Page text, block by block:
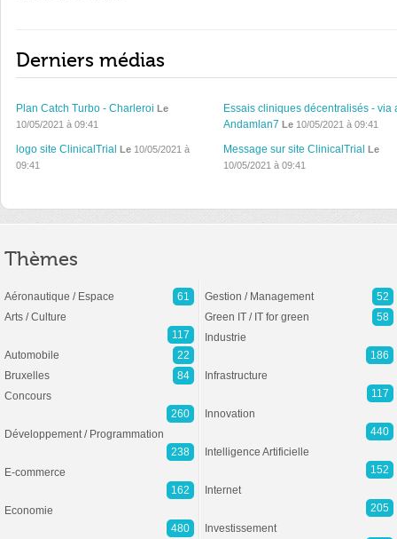
Derniers médias
Plan Catch Turbo - Charleroi Le
10/05/2021 à 09:41
Essais cliniques décentralisés - via
Andamlan7 Le10/05/2021 à 09:41
logo site ClinicalTrial Le 10/05/2021 à
09:41
Message sur site ClinicalTrial Le
10/05/2021 à 09:41
Thèmes
Aéronautique / Espace
61
Arts / Culture
117
Automobile
22
Bruxelles
84
Concours
260
Développement / Programmation
238
E-commerce
162
Economie
480
Gestion / Management
52
Green IT / IT for green
58
Industrie
186
Infrastructure
117
Innovation
440
Intelligence Artificielle
152
Internet
205
Investissement